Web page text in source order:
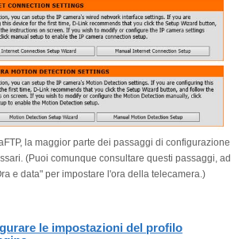
la maggior parte dei passaggi di configurazione
(Puoi comunque consultare questi passaggi, ad
e data" per impostare l'ora della telecamera.)
le impostazioni del profilo